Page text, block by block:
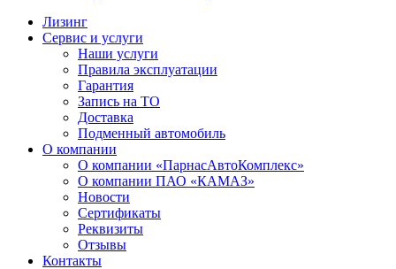
Лизинг
Сервис и услуги
Наши услуги
Правила эксплуатации
Гарантия
Запись на ТО
Доставка
Подменный автомобиль
О компании
О компании «ПарнасАвтоКомплекс»
О компании ПАО «КАМАЗ»
Новости
Сертификаты
Реквизиты
Отзывы
Контакты